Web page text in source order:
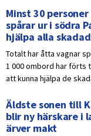
Minst 30
spårar ur i södra
hjälpa alla
Totalt har åtta vagnar
1 000 ombord har förts
att kunna hjälpa de
Äldste sonen till
blir ny härskare i
ärver makt